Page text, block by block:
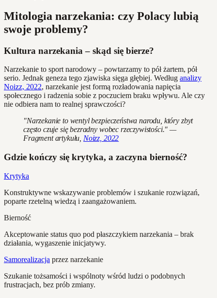
Mitologia narzekania: czy Polacy lubią
swoje problemy?
Kultura narzekania – skąd się bierze?
Narzekanie to sport narodowy – powtarzamy to pół żartem, pół
serio. Jednak geneza tego zjawiska sięga głębiej. Według analizy
Noizz, 2022, narzekanie jest formą rozładowania napięcia
społecznego i radzenia sobie z poczuciem braku wpływu. Ale czy
nie odbiera nam to realnej sprawczości?
"Narzekanie to wentyl bezpieczeństwa narodu, który zbyt
często czuje się bezradny wobec rzeczywistości." —
Fragment artykułu, Noizz, 2022
Gdzie kończy się krytyka, a zaczyna bierność?
Krytyka
Konstruktywne wskazywanie problemów i szukanie rozwiązań,
poparte rzetelną wiedzą i zaangażowaniem.
Bierność
Akceptowanie status quo pod płaszczykiem narzekania – brak
działania, wygaszenie inicjatywy.
Samorealizacja przez narzekanie
Szukanie tożsamości i wspólnoty wśród ludzi o podobnych
frustracjach, bez prób zmiany.